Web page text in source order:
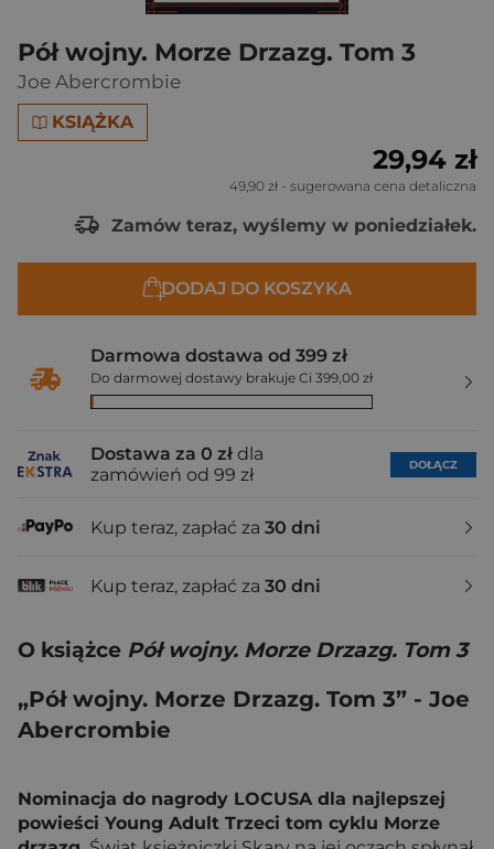
Pół wojny. Morze Drzazg. Tom 3
Joe Abercrombie
KSIĄŻKA
29,94 zł
49,90 zł - sugerowana cena detaliczna
Zamów teraz, wyślemy w poniedziałek.
DODAJ DO KOSZYKA
Darmowa dostawa od 399 zł
Do darmowej dostawy brakuje Ci 399,00 zł
Dostawa za 0 zł dla
zamówień od 99 zł
DOŁĄCZ
Kup teraz, zapłać za 30 dni
Kup teraz, zapłać za 30 dni
O książce Pół wojny. Morze Drzazg. Tom 3
„Pół wojny. Morze Drzazg. Tom 3” - Joe
Abercrombie
Nominacja do nagrody LOCUSA dla najlepszej
powieści Young Adult Trzeci tom cyklu Morze